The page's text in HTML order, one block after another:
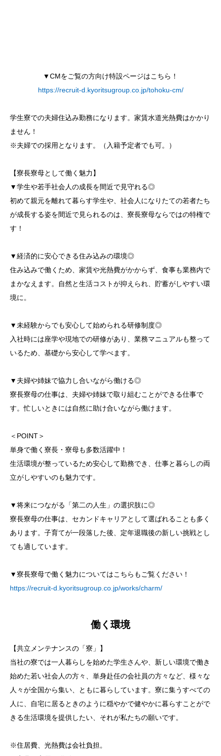
▼CMをご覧の方向け特設ページはこちら！
https://recruit-d.kyoritsugroup.co.jp/tohoku-cm/
学生寮での夫婦住込み勤務になります。家賃水道光熱費はかかり
ません！
※夫婦での採用となります。（入籍予定者でも可。）
【寮長寮母として働く魅力】
▼学生や若手社会人の成長を間近で見守れる◎
初めて親元を離れて暮らす学生や、社会人になりたての若者たち
が成長する姿を間近で見られるのは、寮長寮母ならではの特権で
す！
▼経済的に安心できる住み込みの環境◎
住み込みで働くため、家賃や光熱費がかからず、食事も業務内で
まかなえます。自然と生活コストが抑えられ、貯蓄がしやすい環
境に。
▼未経験からでも安心して始められる研修制度◎
入社時には座学や現地での研修があり、業務マニュアルも整って
いるため、基礎から安心して学べます。
▼夫婦や姉妹で協力し合いながら働ける◎
寮長寮母の仕事は、夫婦や姉妹で取り組むことができる仕事で
す。忙しいときには自然に助け合いながら働けます。
＜POINT＞
単身で働く寮長・寮母も多数活躍中！
生活環境が整っているため安心して勤務でき、仕事と暮らしの両
立がしやすいのも魅力です。
▼将来につながる「第二の人生」の選択肢に◎
寮長寮母の仕事は、セカンドキャリアとして選ばれることも多く
あります。子育てが一段落した後、定年退職後の新しい挑戦とし
ても適しています。
▼寮長寮母で働く魅力についてはこちらもご覧ください！
https://recruit-d.kyoritsugroup.co.jp/works/charm/
働く環境
【共立メンテナンスの「寮」】
当社の寮では一人暮らしを始めた学生さんや、新しい環境で働き
始めた若い社会人の方々、単身赴任の会社員の方々など、様々な
人々が全国から集い、ともに暮らしています。寮に集うすべての
人に、自宅に居るときのように穏やかで健やかに暮らすことがで
きる生活環境を提供したい、それが私たちの願いです。
※住居費、光熱費は会社負担。